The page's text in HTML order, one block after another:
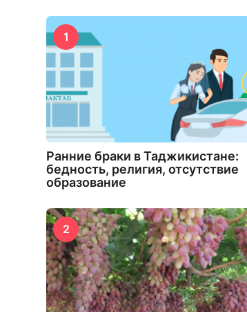
1
Ранние браки в Таджикистане:
бедность, религия, отсутствие
образование
2